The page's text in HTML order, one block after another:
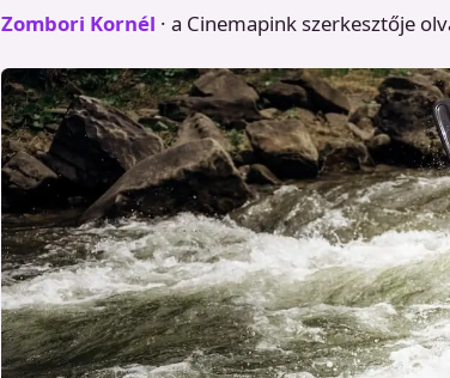
Zombori Kornél · a Cinemapink szerkesztője